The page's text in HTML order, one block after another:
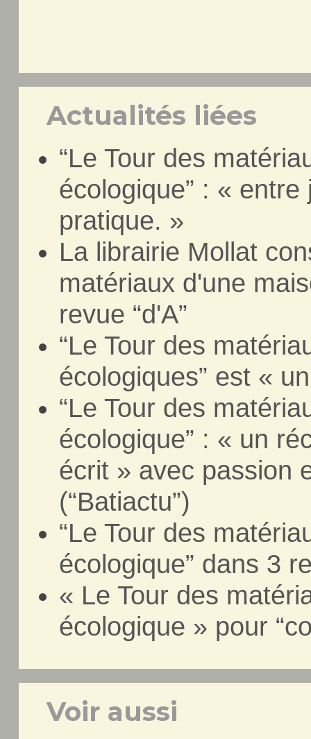
Actualités liées
“Le Tour des
écologique” : «
pratique. »
La librairie Mollat
matériaux d'une
revue “d'A”
“Le Tour des
écologiques” est «
“Le Tour des
écologique” : « un
écrit » avec passion
(“Batiactu”)
“Le Tour des
écologique” dans 3
« Le Tour des
écologique » pour
Voir aussi